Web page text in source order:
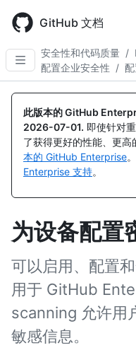
main
content
GitHub 文档
安全性和代码质量 /
配置企业安全性 /
此版本的 GitHub
2026-07-01. 即使针对
了获得更好的性能、更
本的 GitHub Enterprise
Enterprise 支持。
为设备配置
可以启用、配置
用于 GitHub
scanning 允许用
敏感信息。